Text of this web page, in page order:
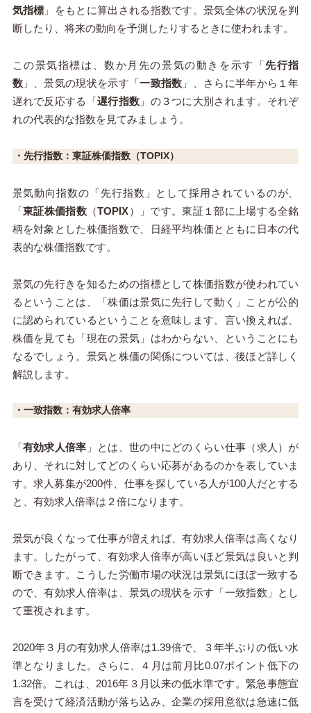
気指標 」をもとに算出される指数です。景気全体の状況を判
断したり、将来の動向を予測したりするときに使われます。
この景気指標は、数か月先の景気の動きを示す「先行指
数」、景気の現状を示す「一致指数 」、さらに半年から１年
遅れで反応する「遅行指数 」の３つに大別されます。それぞ
れの代表的な指数を見てみましょう。
・先行指数： 東証株価指数（TOPIX）
景気動向指数の「先行指数」として採用されているのが、
「東証株価指数（TOPIX）」です。東証１部に上場する全銘
柄を対象とした株価指数で、日経平均株価とともに日本の代
表的な株価指数です。
景気の先行きを知るための指標として株価指数が使われてい
るということは、「株価は景気に先行して動く」ことが公的
に認められているということを意味します。言い換えれば、
株価を見ても「現在の景気」はわからない、ということにも
なるでしょう。景気と株価の関係については、後ほど詳しく
解説します。
・一致指数： 有効求人倍率
「有効求人倍率 」とは、世の中にどのくらい仕事（求人）が
あり、それに対してどのくらい応募があるのかを表していま
す。求人募集が200件、仕事を探している人が100人だとする
と、有効求人倍率は２倍になります。
景気が良くなって仕事が増えれば、有効求人倍率は高くなり
ます。したがって、有効求人倍率が高いほど景気は良いと判
断できます。こうした労働市場の状況は景気にほぼ一致する
ので、有効求人倍率は、景気の現状を示す「一致指数」とし
て重視されます。
2020年３月の有効求人倍率は1.39倍で、３年半ぶりの低い水
準となりました。さらに、４月は前月比0.07ポイント低下の
1.32倍。これは、2016年３月以来の低水準です。緊急事態宣
言を受けて経済活動が落ち込み、企業の採用意欲は急速に低